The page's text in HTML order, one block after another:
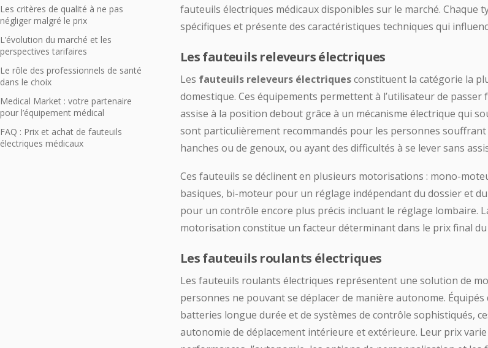
Les critères de qualité à ne pas
négliger malgré le prix
L’évolution du marché et les
perspectives tarifaires
Le rôle des professionnels de santé
dans le choix
Medical Market : votre partenaire
pour l’équipement médical
FAQ : Prix et achat de fauteuils
électriques médicaux
fauteuils électriques médicaux disponibles sur le marché. Chaque
spécifiques et présente des caractéristiques techniques qui
Les fauteuils releveurs électriques
Les fauteuils releveurs électriquesconstituent la catégorie la
domestique. Ces équipements permettent à l’utilisateur de passer
assise à la position debout grâce à un mécanisme électrique qui
sont particulièrement recommandés pour les personnes souffrant
hanches ou de genoux, ou ayant des difficultés à se lever sans
Ces fauteuils se déclinent en plusieurs motorisations : mono-
basiques, bi-moteur pour un réglage indépendant du dossier et
pour un contrôle encore plus précis incluant le réglage lombaire.
motorisation constitue un facteur déterminant dans le prix final
Les fauteuils roulants électriques
Les fauteuils roulants électriques représentent une solution de
personnes ne pouvant se déplacer de manière autonome.
batteries longue durée et de systèmes de contrôle sophistiqués,
autonomie de déplacement intérieure et extérieure. Leur prix